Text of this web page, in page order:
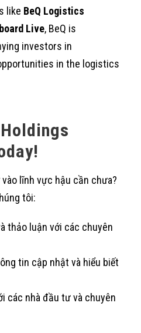
like BeQ Logistics
Live, BeQ is
investors in
in the logistics
lĩnh vực hậu cần chưa?
tôi:
thảo luận với các chuyên
tin cập nhật và hiểu biết
các nhà đầu tư và chuyên